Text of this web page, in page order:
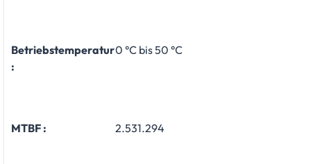
Betriebstemperatur
:
0 °C bis 50 °C
MTBF : 2.531.294